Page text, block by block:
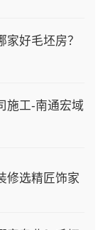
好毛坯房？
施工-南通宏域
修选精匠饰家